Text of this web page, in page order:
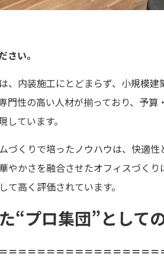
い。
、内装施工にとどまらず、小規模
門性の高い人材が揃っており、予算
ています。
づくりで培ったノウハウは、快適
やかさを融合させたオフィスづく
て高く評価されています。
“プロ集団”として
＝＝＝＝＝＝＝＝＝＝＝＝＝＝＝